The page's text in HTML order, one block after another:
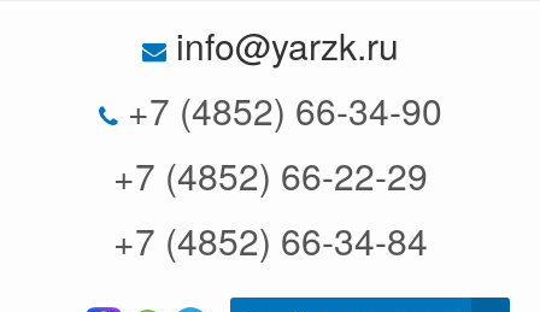
info@yarzk.ru
+7 (4852) 66-34-90
+7 (4852) 66-22-29
+7 (4852) 66-34-84